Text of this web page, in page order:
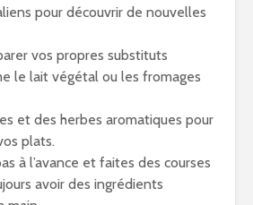
pour découvrir de nouvelles
vos propres substituts
le lait végétal ou les fromages
et des herbes aromatiques pour
plats.
à l’avance et faites des courses
avoir des ingrédients